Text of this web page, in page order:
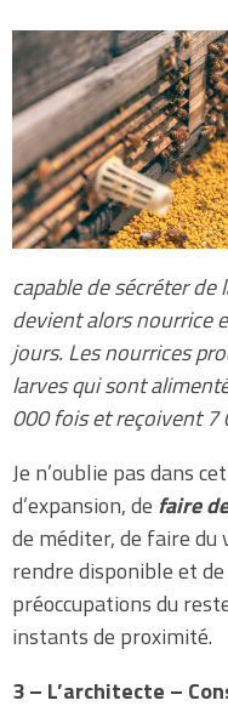
capable de sécréter
devient alors nourrice
jours. Les nourrices
larves qui sont
000 fois et reçoivent 7
Je n’oublie pas dans
d’expansion, de faire
de méditer, de faire du
rendre disponible et
préoccupations du
instants de proximité.
3 – L’architecte –